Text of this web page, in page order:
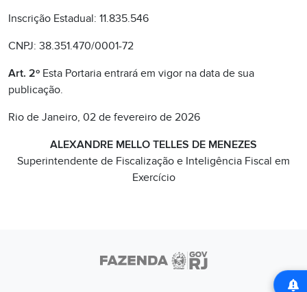
Inscrição Estadual: 11.835.546
CNPJ: 38.351.470/0001-72
Art. 2º Esta Portaria entrará em vigor na data de sua
publicação.
Rio de Janeiro, 02 de fevereiro de 2026
ALEXANDRE MELLO TELLES DE MENEZES
Superintendente de Fiscalização e Inteligência Fiscal em
Exercício